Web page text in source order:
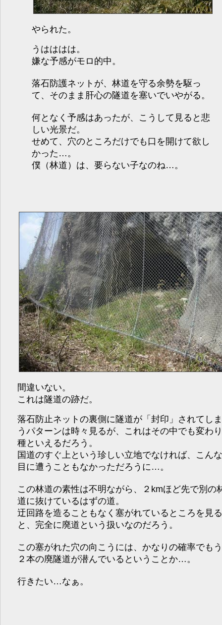
やられた。
うはははは。
嫌な予感がモロ的中。
落石防護ネットが、林道を守る余勢を駆っ
て、そのまま肝心の隧道を塞いでいやがる。
何となく予感はあったが、こうして見ると悲
しい光景だ。
せめて、穴のところだけでも口を開けて欲し
かった…。
僕（林道）は、要らない子なのね…。
間違いない。
これは隧道の跡だ。
落石防止ネットの裏側に隧道が「封印」されてし
うパターンは時々見るが、これはその中でも変わ
種といえるだろう。
国道のすぐ上という珍しい立地でなければ、こん
目に遭うこともなかっただろうに…。
この林道の素性は不明ながら、２kmほど先で別の
道に抜けているはずの道。
迂回路を造ることもなく塞がれているところを見
と、完全に廃道という扱いなのだろう。
この塞がれた穴の向こうには、かなりの確率でも
２本の廃隧道が潜んでいるということか…。
行きたい…なぁ。